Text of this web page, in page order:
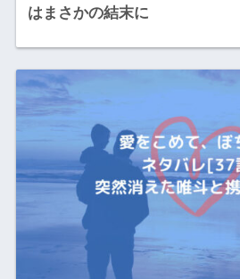
はまさかの結末に